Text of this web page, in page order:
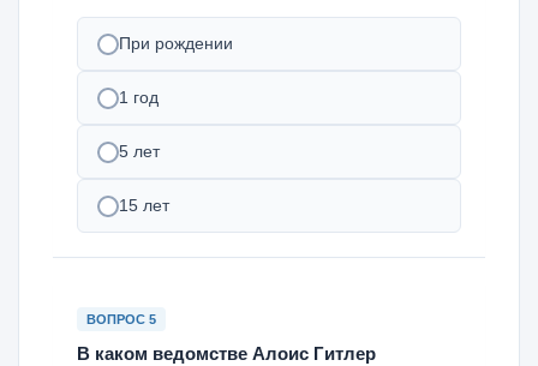
При рождении
1 год
5 лет
15 лет
ВОПРОС 5
В каком ведомстве Алоис Гитлер